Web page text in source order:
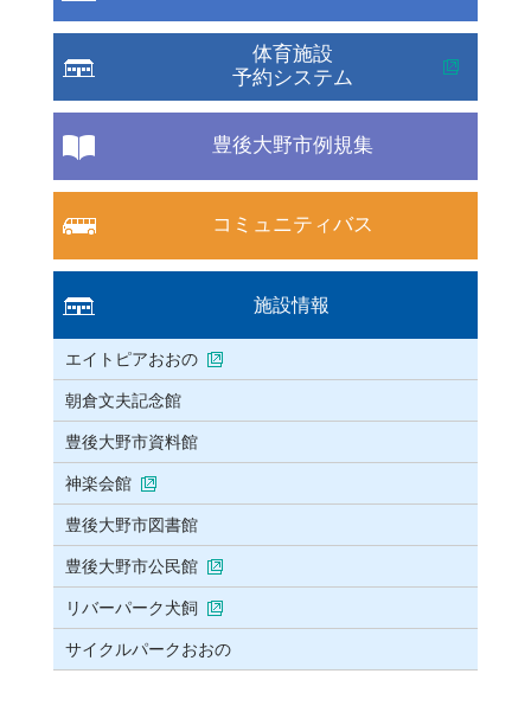
体育施設
予約システム
豊後大野市例規集
コミュニティバス
施設情報
エイトピアおおの
朝倉文夫記念館
豊後大野市資料館
神楽会館
豊後大野市図書館
豊後大野市公民館
リバーパーク犬飼
サイクルパークおおの